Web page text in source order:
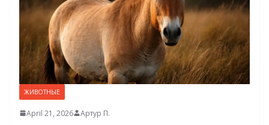
ЖИВОТНЫЕ
April 21, 2026 Артур П.